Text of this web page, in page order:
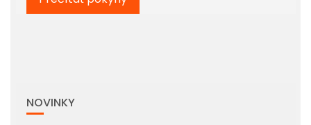
NOVINKY